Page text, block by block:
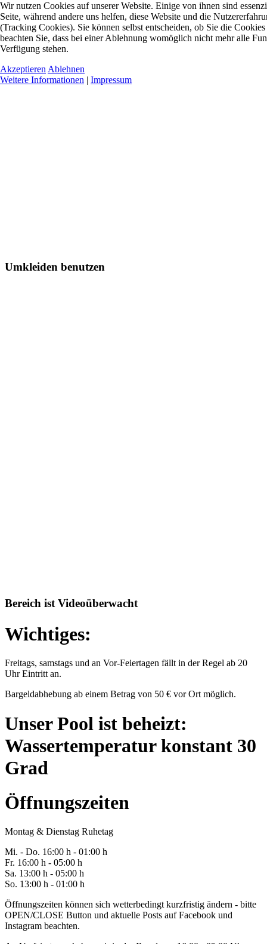
Umkleiden benutzen
Bereich ist Videoüberwacht
Wichtiges:
Freitags, samstags und an Vor-Feiertagen fällt in der Regel ab 20
Uhr Eintritt an.
Bargeldabhebung ab einem Betrag von 50 € vor Ort möglich.
Unser Pool ist beheizt:
Wassertemperatur konstant 30
Grad
Öffnungszeiten
Montag & Dienstag Ruhetag
Mi. - Do. 16:00 h - 01:00 h
Fr. 16:00 h - 05:00 h
Sa. 13:00 h - 05:00 h
So. 13:00 h - 01:00 h
Öffnungszeiten können sich wetterbedingt kurzfristig ändern - bitte
OPEN/CLOSE Button und aktuelle Posts auf Facebook und
Instagram beachten.
Wir nutzen Cookies auf unserer Website. Einige von ihnen sind
Seite, während andere uns helfen, diese Website und die
(Tracking Cookies). Sie können selbst entscheiden, ob Sie die
beachten Sie, dass bei einer Ablehnung womöglich nicht mehr alle
Verfügung stehen.
Akzeptieren Ablehnen
Weitere Informationen | Impressum